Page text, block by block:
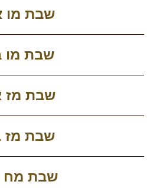
שבת מו
שבת מו
שבת מז
שבת מז
שבת מח